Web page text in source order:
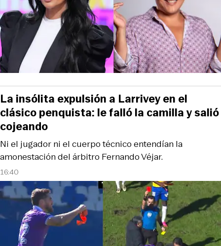
16:40
Ni el jugador ni el cuerpo técnico entendían la
amonestación del árbitro Fernando Véjar.
La insólita expulsión a Larrivey en el
clásico penquista: le falló la camilla y salió
cojeando